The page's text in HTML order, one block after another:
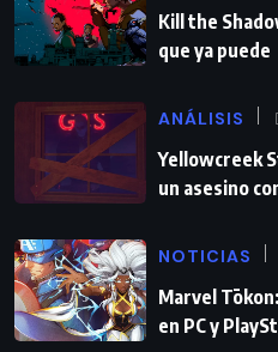
Kill the
que ya puede
ANÁLISIS
Yellowcreek
un asesino
NOTICIAS
Marvel
en PC y